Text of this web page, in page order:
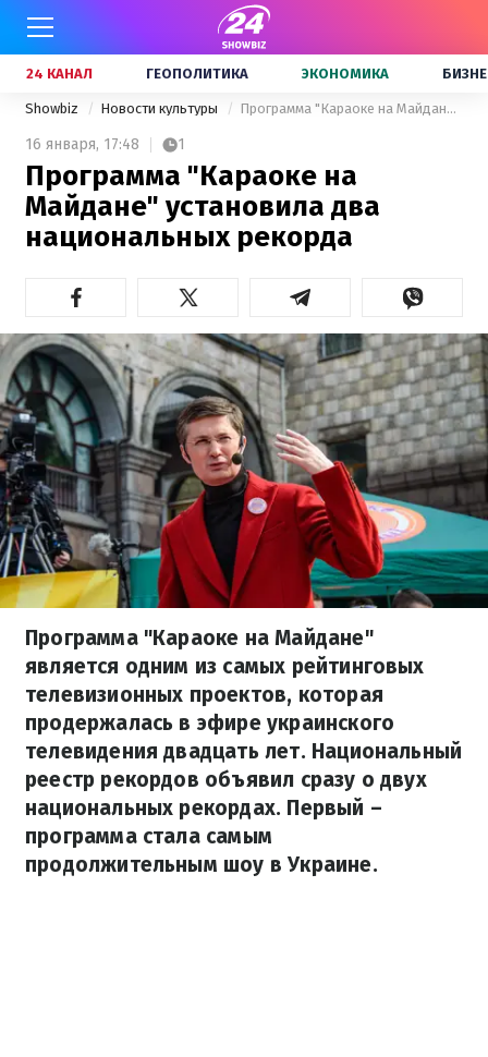
24 КАНАЛ ГЕОПОЛИТИКА ЭКОНОМИКА
Showbiz Новости культуры Программа "Караоке на Майдане" установила два национальных рекорда
16 января, 17:48 1
Программа "Караоке на
Майдане" установила два
национальных рекорда
Программа "Караоке на Майдане"
является одним из самых рейтинговых
телевизионных проектов, которая
продержалась в эфире украинского
телевидения двадцать лет. Национальный
реестр рекордов объявил сразу о двух
национальных рекордах. Первый –
программа стала самым
продолжительным шоу в Украине.